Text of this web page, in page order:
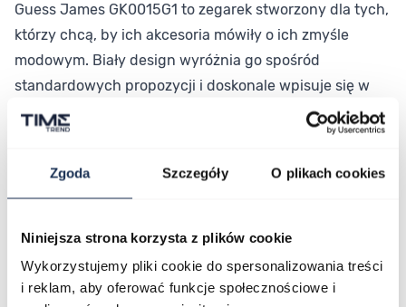
Zgoda Szczegóły O plikach cookies
Niniejsza strona korzysta z plików cookie
Wykorzystujemy pliki cookie do spersonalizowania treści
i reklam, aby oferować funkcje społecznościowe i
Guess James GK0015G1 to zegarek stworzony dla tych,
którzy chcą, by ich akcesoria mówiły o ich zmyśle
modowym. Biały design wyróżnia go spośród
standardowych propozycji i doskonale wpisuje się w
aktualne tendencje. Niewielka koperta o szerokości 32
mm sprawia, że zegarek nosi się lekko i swobodnie
Połączenie stylu i funkcjonalności
design z praktycznością kwarcowego mechanizmu i
odporności na wilgoć. Jeśli szukasz zegarka, który
uzupełni Twój strój i doda mu charakteru – ta